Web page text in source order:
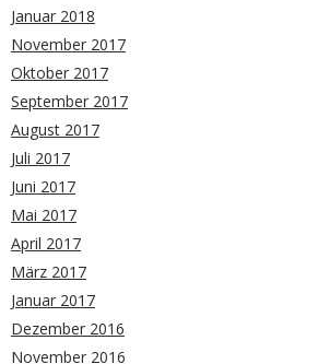
Januar 2018
November 2017
Oktober 2017
September 2017
August 2017
Juli 2017
Juni 2017
Mai 2017
April 2017
März 2017
Januar 2017
Dezember 2016
November 2016